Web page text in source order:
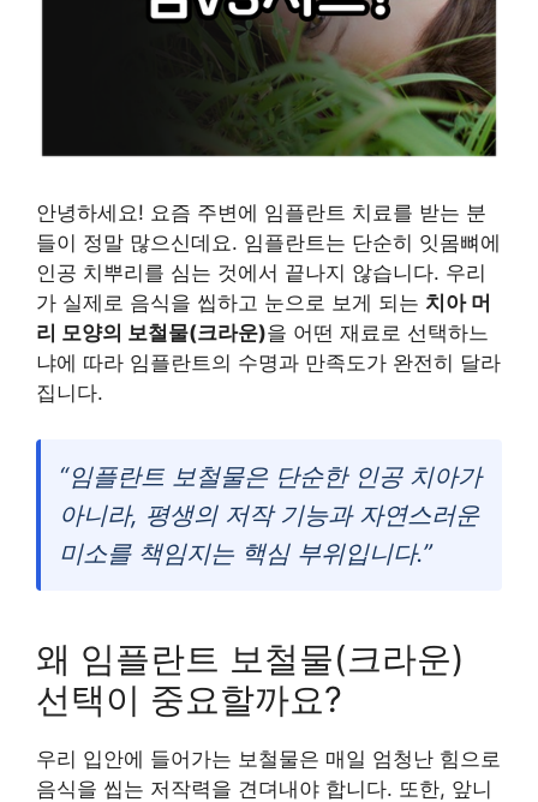
안녕하세요! 요즘 주변에 임플란트 치료를 받는 분
들이 정말 많으신데요. 임플란트는 단순히 잇몸뼈에
인공 치뿌리를 심는 것에서 끝나지 않습니다. 우리
가 실제로 음식을 씹하고 눈으로 보게 되는 치아 머
리 모양의 보철물(크라운)을 어떤 재료로 선택하느
냐에 따라 임플란트의 수명과 만족도가 완전히 달라
집니다.
“임플란트 보철물은 단순한 인공 치아가
아니라, 평생의 저작 기능과 자연스러운
미소를 책임지는 핵심 부위입니다.”
왜 임플란트 보철물(크라운)
선택이 중요할까요?
우리 입안에 들어가는 보철물은 매일 엄청난 힘으로
음식을 씹는 저작력을 견뎌내야 합니다. 또한, 앞니